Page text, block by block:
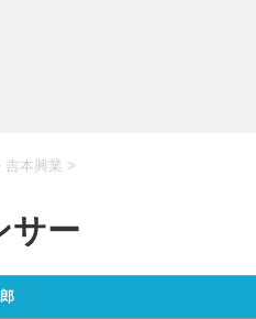
吉本興業 >
サー